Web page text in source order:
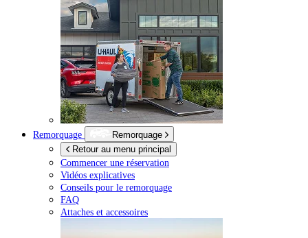
Remorquage
Remorquage
Retour au menu principal
Commencer une réservation
Vidéos explicatives
Conseils pour le remorquage
FAQ
Attaches et accessoires